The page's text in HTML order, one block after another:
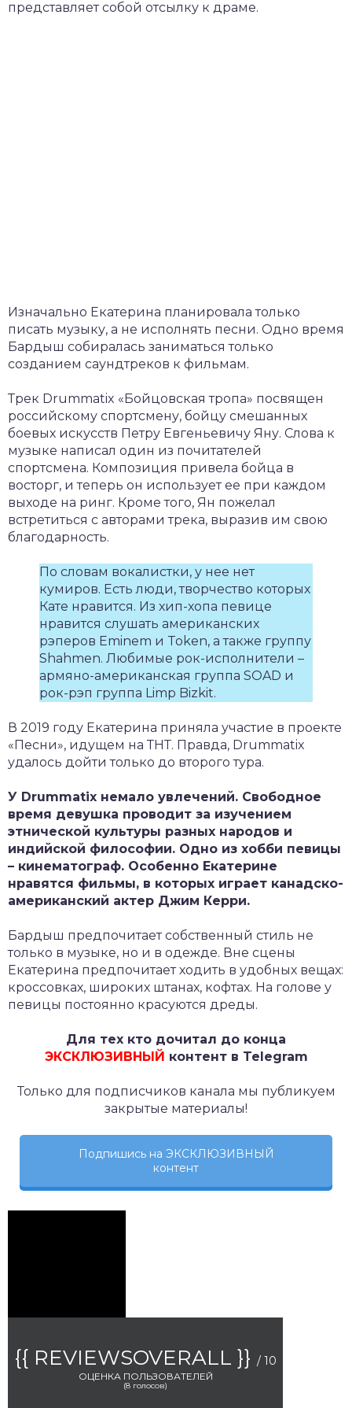
представляет собой отсылку к драме.
Изначально Екатерина планировала только
писать музыку, а не исполнять песни. Одно время
Бардыш собиралась заниматься только
созданием саундтреков к фильмам.
Трек Drummatix «Бойцовская тропа» посвящен
российскому спортсмену, бойцу смешанных
боевых искусств Петру Евгеньевичу Яну. Слова к
музыке написал один из почитателей
спортсмена. Композиция привела бойца в
восторг, и теперь он использует ее при каждом
выходе на ринг. Кроме того, Ян пожелал
встретиться с авторами трека, выразив им свою
благодарность.
По словам вокалистки, у нее нет
кумиров. Есть люди, творчество которых
Кате нравится. Из хип-хопа певице
нравится слушать американских
рэперов Eminem и Token, а также группу
Shahmen. Любимые рок-исполнители –
армяно-американская группа SOAD и
рок-рэп группа Limp Bizkit.
В 2019 году Екатерина приняла участие в проекте
«Песни», идущем на ТНТ. Правда, Drummatix
удалось дойти только до второго тура.
У Drummatix немало увлечений. Свободное
время девушка проводит за изучением
этнической культуры разных народов и
индийской философии. Одно из хобби певицы
– кинематограф. Особенно Екатерине
нравятся фильмы, в которых играет канадско-
американский актер Джим Керри.
Бардыш предпочитает собственный стиль не
только в музыке, но и в одежде. Вне сцены
Екатерина предпочитает ходить в удобных вещах:
кроссовках, широких штанах, кофтах. На голове у
певицы постоянно красуются дреды.
Для тех кто дочитал до конца
ЭКСКЛЮЗИВНЫЙ контент в Telegram
Только для подписчиков канала мы публикуем
закрытые материалы!
Подпишись на ЭКСКЛЮЗИВНЫЙ
контент
{{ REVIEWSOVERALL }} / 10
ОЦЕНКА ПОЛЬЗОВАТЕЛЕЙ
(8 голосов)